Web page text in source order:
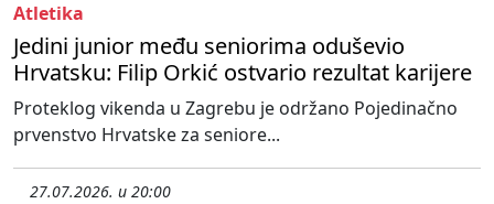
Atletika
Jedini junior među seniorima oduševio
Hrvatsku: Filip Orkić ostvario rezultat karijere
Proteklog vikenda u Zagrebu je održano Pojedinačno
prvenstvo Hrvatske za seniore...
27.07.2026. u 20:00